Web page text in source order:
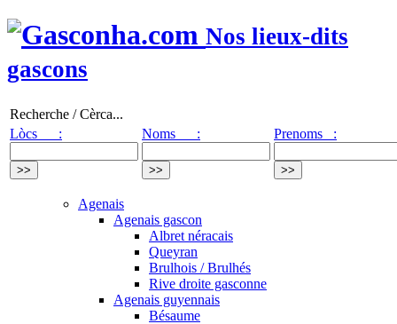
Nos lieux-dits
gascons
Recherche / Cèrca...
Lòcs :
Noms : Prenoms :
Agenais
Agenais gascon
Albret néracais
Queyran
Brulhois / Brulhés
Rive droite gasconne
Agenais guyennais
Bésaume